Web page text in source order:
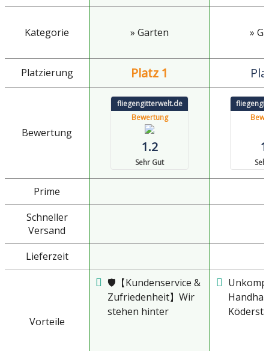
Kategorie » Garten »
Platzierung Platz 1
Bewertung
fliegengitterwelt.de
Bewertung
1.2
Sehr Gut
Prime
Schneller
Versand
Lieferzeit
Vorteile
🛡️【Kundenservice &
Zufriedenheit】Wir
stehen hinter